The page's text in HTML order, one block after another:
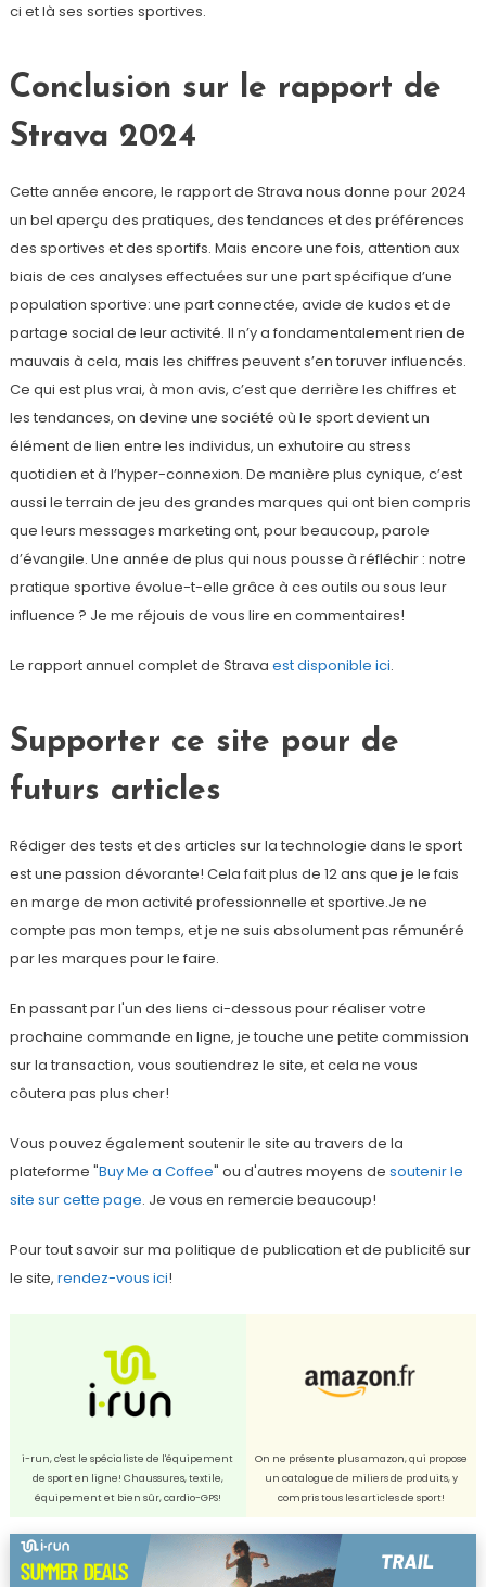
ci et là ses sorties sportives.
Conclusion sur le rapport de
Strava 2024
Cette année encore, le rapport de Strava nous donne pour 2024
un bel aperçu des pratiques, des tendances et des préférences
des sportives et des sportifs. Mais encore une fois, attention aux
biais de ces analyses effectuées sur une part spécifique d’une
population sportive: une part connectée, avide de kudos et de
partage social de leur activité. Il n’y a fondamentalement rien de
mauvais à cela, mais les chiffres peuvent s’en toruver influencés.
Ce qui est plus vrai, à mon avis, c’est que derrière les chiffres et
les tendances, on devine une société où le sport devient un
élément de lien entre les individus, un exhutoire au stress
quotidien et à l’hyper-connexion. De manière plus cynique, c’est
aussi le terrain de jeu des grandes marques qui ont bien compris
que leurs messages marketing ont, pour beaucoup, parole
d’évangile. Une année de plus qui nous pousse à réfléchir : notre
pratique sportive évolue-t-elle grâce à ces outils ou sous leur
influence ? Je me réjouis de vous lire en commentaires!
Le rapport annuel complet de Strava est disponible ici.
Supporter ce site pour de
futurs articles
Rédiger des tests et des articles sur la technologie dans le sport
est une passion dévorante! Cela fait plus de 12 ans que je le fais
en marge de mon activité professionnelle et sportive.Je ne
compte pas mon temps, et je ne suis absolument pas rémunéré
par les marques pour le faire.
En passant par l'un des liens ci-dessous pour réaliser votre
prochaine commande en ligne, je touche une petite commission
sur la transaction, vous soutiendrez le site, et cela ne vous
côutera pas plus cher!
Vous pouvez également soutenir le site au travers de la
plateforme "Buy Me a Coffee" ou d'autres moyens de soutenir le
site sur cette page. Je vous en remercie beaucoup!
Pour tout savoir sur ma politique de publication et de publicité sur
le site, rendez-vous ici!
i-run, c'est le spécialiste de l'équipement
de sport en ligne! Chaussures, textile,
équipement et bien sûr, cardio-GPS!
On ne présente plus amazon, qui propose
un catalogue de miliers de produits, y
compris tous les articles de sport!